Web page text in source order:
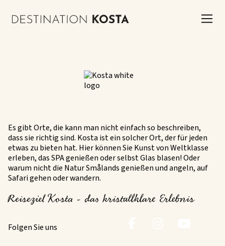
Es gibt Orte, die kann man nicht einfach so beschreiben,
dass sie richtig sind. Kosta ist ein solcher Ort, der für jeden
etwas zu bieten hat. Hier können Sie Kunst von Weltklasse
erleben, das SPA genießen oder selbst Glas blasen! Oder
warum nicht die Natur Smålands genießen und angeln, auf
Safari gehen oder wandern.
Reiseziel Kosta - das kristallklare Erlebnis
Folgen Sie uns